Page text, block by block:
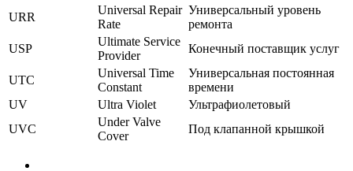
URR
Universal Repair
Rate
Универсальный уровень
ремонта
USP
Ultimate Service
Provider
Конечный поставщик услуг
UTC
Universal Time
Constant
Универсальная постоянная
времени
UV
Ultra Violet
Ультрафиолетовый
UVC
Under Valve
Cover
Под клапанной крышкой